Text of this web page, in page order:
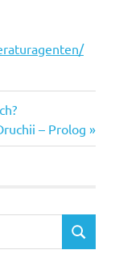
– Prolog
SUCHEN